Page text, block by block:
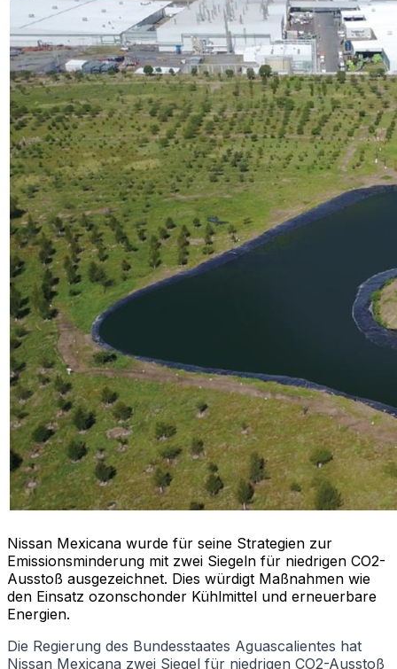
Nissan Mexicana wurde für seine Strategien zur
Emissionsminderung mit zwei Siegeln für niedrigen CO2-
Ausstoß ausgezeichnet. Dies würdigt Maßnahmen wie
den Einsatz ozonschonder Kühlmittel und erneuerbare
Energien.
Die Regierung des Bundesstaates Aguascalientes hat
Nissan Mexicana zwei Siegel für niedrigen CO2-Ausstoß